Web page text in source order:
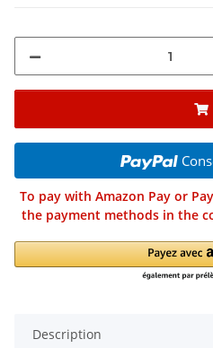
To pay with Amazon Pay or
the payment methods in the
Description